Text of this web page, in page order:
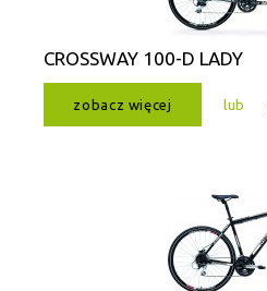
CROSSWAY 100-D LADY
zobacz więcej lub